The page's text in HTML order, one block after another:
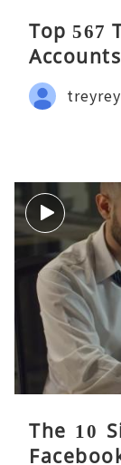
Top 567
treyrey
The 10